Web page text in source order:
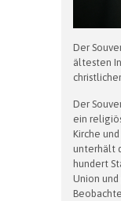
Der
ältesten
Der
ein
Kirche
unterhält
hundert
Union